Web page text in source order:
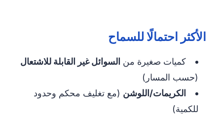
الأكثر احتمالًا للسماح
كميات صغيرة من السوائل غير القابلة للاشتعال
(حسب المسار)
الكريمات/اللوشن (مع تغليف محكم وحدود
للكمية)